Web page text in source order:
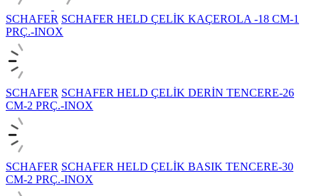
SCHAFER SCHAFER HELD ÇELİK KAÇEROLA -18 CM-1
PRÇ.-INOX
SCHAFER SCHAFER HELD ÇELİK DERİN TENCERE-26
CM-2 PRÇ.-INOX
SCHAFER SCHAFER HELD ÇELİK BASIK TENCERE-30
CM-2 PRÇ.-INOX